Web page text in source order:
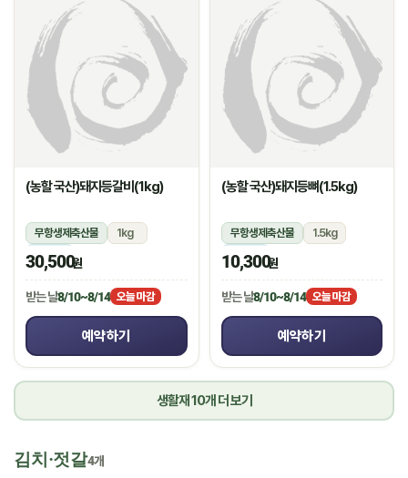
(농할 국산)돼지등갈비(1kg)
무항생제축산물
1kg
냉장
30,500원
받는 날8/10~8/14 오늘 마감
예약하기
(농할 국산)돼지등뼈(1.5kg)
무항생제축산물
1.5kg
냉장
10,300원
받는 날8/10~8/14 오늘 마감
예약하기
생활재 10개 더 보기
김치·젓갈4개